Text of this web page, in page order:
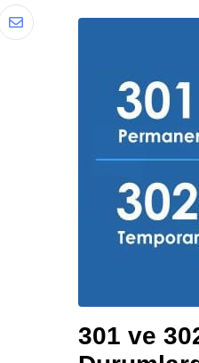
Share
301 ve